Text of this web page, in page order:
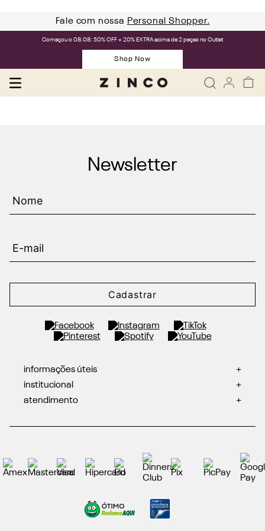
Fale com nossa Personal Shopper.
Começou o 08.08: 50% OFF + 20% EXTRA acima de 2 peças no Outlet
Shop Now
Newsletter
Cadastrar
informações úteis
+
institucional
+
atendimento
+